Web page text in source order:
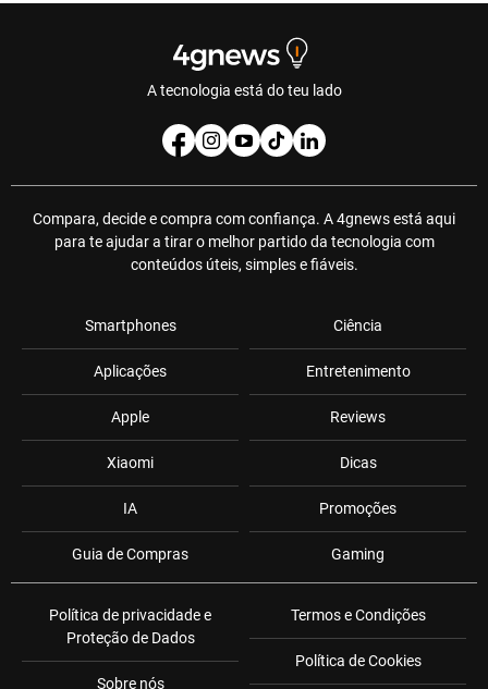
A tecnologia está do teu lado
Compara, decide e compra com confiança. A 4gnews está aqui
para te ajudar a tirar o melhor partido da tecnologia com
conteúdos úteis, simples e fiáveis.
Smartphones
Aplicações
Apple
Xiaomi
IA
Guia de Compras
Ciência
Entretenimento
Reviews
Dicas
Promoções
Gaming
Política de privacidade e
Proteção de Dados
Sobre nós
Termos e Condições
Política de Cookies